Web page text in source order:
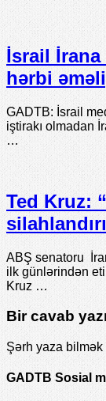
İsrail İrana
hərbi
GADTB: İsrail
iştirakı olmadan
…
Ted Kruz:
ABŞ senatoru
ilk günlərindən
Kruz …
Bir cavab
Şərh yaza bilmək
GADTB Sosial